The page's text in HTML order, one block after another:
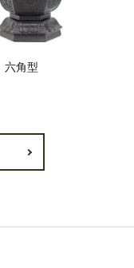
角型